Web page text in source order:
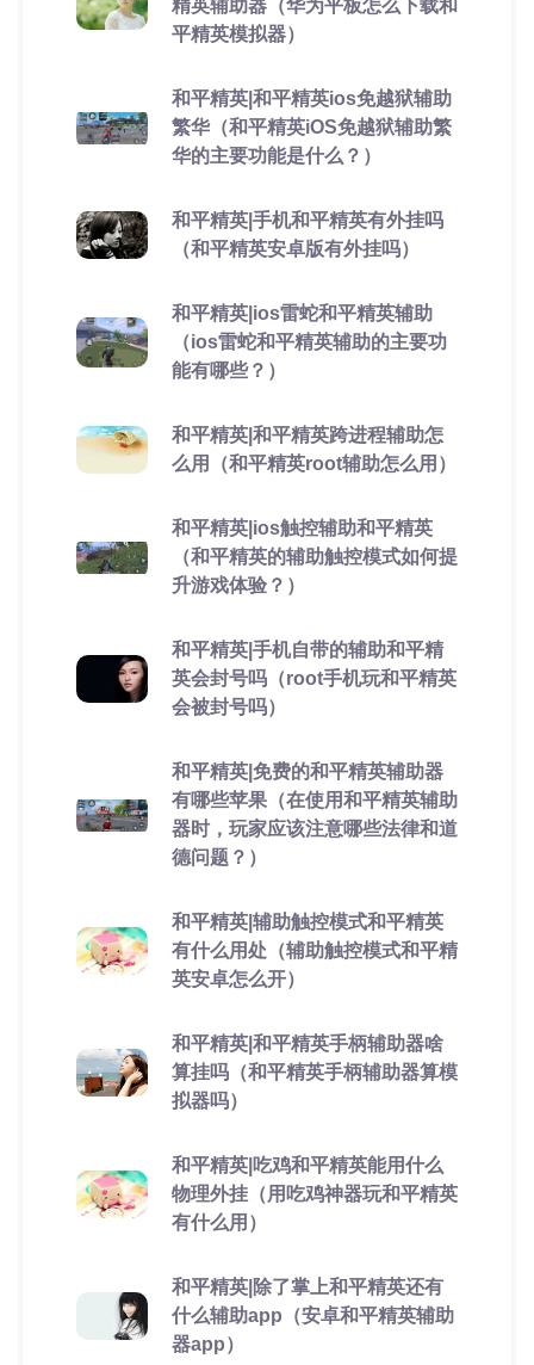
精英辅助器（华为平板怎么下载和
平精英模拟器）
和平精英|和平精英ios免越狱辅助
繁华（和平精英iOS免越狱辅助繁
华的主要功能是什么？）
和平精英|手机和平精英有外挂吗
（和平精英安卓版有外挂吗）
和平精英|ios雷蛇和平精英辅助
（ios雷蛇和平精英辅助的主要功
能有哪些？）
和平精英|和平精英跨进程辅助怎
么用（和平精英root辅助怎么用）
和平精英|ios触控辅助和平精英
（和平精英的辅助触控模式如何提
升游戏体验？）
和平精英|手机自带的辅助和平精
英会封号吗（root手机玩和平精英
会被封号吗）
和平精英|免费的和平精英辅助器
有哪些苹果（在使用和平精英辅助
器时，玩家应该注意哪些法律和道
德问题？）
和平精英|辅助触控模式和平精英
有什么用处（辅助触控模式和平精
英安卓怎么开）
和平精英|和平精英手柄辅助器啥
算挂吗（和平精英手柄辅助器算模
拟器吗）
和平精英|吃鸡和平精英能用什么
物理外挂（用吃鸡神器玩和平精英
有什么用）
和平精英|除了掌上和平精英还有
什么辅助app（安卓和平精英辅助
器app）